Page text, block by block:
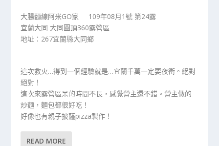
大腸麵線阿米GO家 109年08月1號 第24露
宜蘭大同 大同圓頂360露營區
地址：267宜蘭縣大同鄉
這次救火…得到一個經驗就是…宜蘭千萬一定要夜衝。絕對
絕對！
這次來露營區呆的時間不長，感覺營主還不錯。營主做的
炒麵，麵包都很好吃！
好像也有親子披薩pizza製作！
READ MORE